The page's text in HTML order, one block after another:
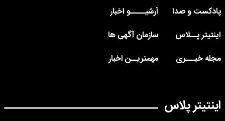
پادکست و صدا
آرشیـــــو اخبار
اینتیتر پــلاس
سازمان آگهی ها
مجله خبـــری
مهمتریــن اخبار
اینتیتر پلاس